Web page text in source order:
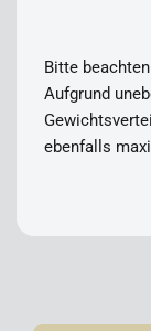
Bitte
Aufgrund
ebenfalls